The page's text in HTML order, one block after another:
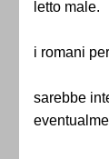
letto male.
i romani
sarebbe